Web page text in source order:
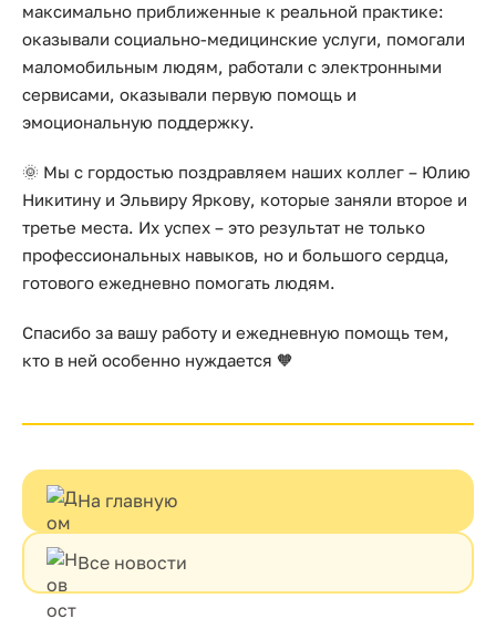
максимально приближенные к реальной практике:
оказывали социально-медицинские услуги, помогали
маломобильным людям, работали с электронными
сервисами, оказывали первую помощь и
эмоциональную поддержку.
🌞 Мы с гордостью поздравляем наших коллег – Юлию
Никитину и Эльвиру Яркову, которые заняли второе и
третье места. Их успех – это результат не только
профессиональных навыков, но и большого сердца,
готового ежедневно помогать людям.
Спасибо за вашу работу и ежедневную помощь тем,
кто в ней особенно нуждается 🧡
На главную
Все новости